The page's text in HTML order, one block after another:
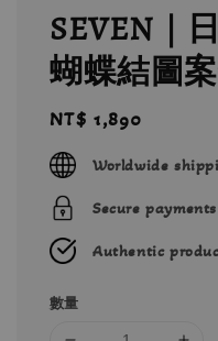
SEVEN｜
蝴蝶結圖
Regular
price
NT$ 1,890
Worldwide
Secure payments
Authentic
數量